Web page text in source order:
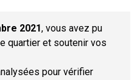
2021, vous avez pu
quartier et soutenir vos
pour vérifier